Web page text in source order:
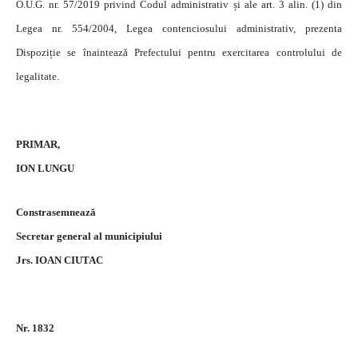
O.U.G. nr. 57/2019 privind Codul administrativ și ale art. 3 alin. (1) din
Legea nr. 554/2004, Legea contenciosului administrativ, prezenta
Dispoziție se înaintează Prefectului pentru exercitarea controlului de
legalitate.
PRIMAR,
ION LUNGU
Constrasemnează
Secretar general al municipiului
Jrs. IOAN CIUTAC
Nr. 1832